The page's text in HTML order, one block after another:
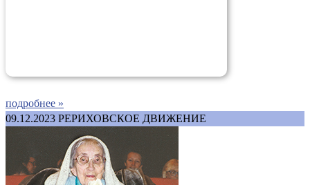
подробнее »
09.12.2023 РЕРИХОВСКОЕ ДВИЖЕНИЕ